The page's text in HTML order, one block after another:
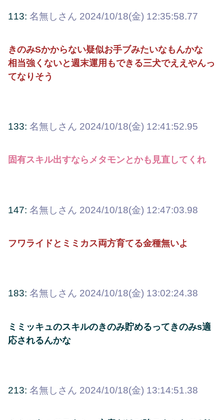
113: 名無しさん 2024/10/18(金) 12:35:58.77
きのみSかからない疑似お手ブみたいなもんかな
相当強くないと週末運用もできる三犬でええやんっ
てなりそう
133: 名無しさん 2024/10/18(金) 12:41:52.95
固有スキル出すならメタモンとかも見直してくれ
147: 名無しさん 2024/10/18(金) 12:47:03.98
フワライドとミミカス両方育てる金種無いよ
183: 名無しさん 2024/10/18(金) 13:02:24.38
ミミッキュのスキルのきのみ貯めるってきのみs適
応されるんかな
213: 名無しさん 2024/10/18(金) 13:14:51.38